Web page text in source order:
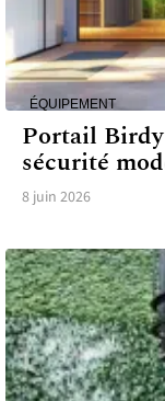
ÉQUIPEMENT
Portail
sécurité
8 juin 2026